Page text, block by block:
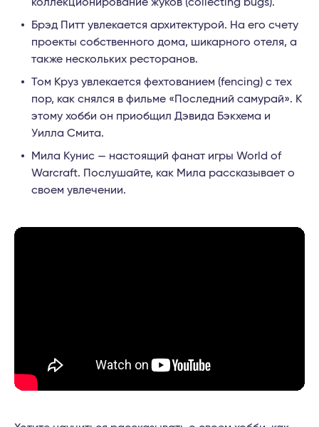
коллекционирование жуков (collecting bugs).
Брэд Питт увлекается архитектурой. На его счету
проекты собственного дома, шикарного отеля, а
также нескольких ресторанов.
Том Круз увлекается фехтованием (fencing) с тех
пор, как снялся в фильме «Последний самурай». К
этому хобби он приобщил Дэвида Бэкхема и
Уилла Смита.
Мила Кунис — настоящий фанат игры World of
Warcraft. Послушайте, как Мила рассказывает о
своем увлечении.